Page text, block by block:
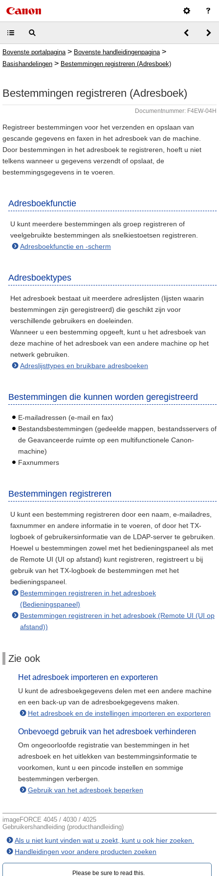
Bovenste portalpagina > Bovenste handleidingenpagina >
Basishandelingen > Bestemmingen registreren (Adresboek)
Bestemmingen registreren (Adresboek)
Documentnummer: F4EW-04H
Registreer bestemmingen voor het verzenden en opslaan van
gescande gegevens en faxen in het adresboek van de machine.
Door bestemmingen in het adresboek te registreren, hoeft u niet
telkens wanneer u gegevens verzendt of opslaat, de
bestemmingsgegevens in te voeren.
Adresboekfunctie
U kunt meerdere bestemmingen als groep registreren of
veelgebruikte bestemmingen als snelkiestoetsen registreren.
Adresboekfunctie en -scherm
Adresboektypes
Het adresboek bestaat uit meerdere adreslijsten (lijsten waarin
bestemmingen zijn geregistreerd) die geschikt zijn voor
verschillende gebruikers en doeleinden.
Wanneer u een bestemming opgeeft, kunt u het adresboek van
deze machine of het adresboek van een andere machine op het
netwerk gebruiken.
Adreslijsttypes en bruikbare adresboeken
Bestemmingen die kunnen worden geregistreerd
E-mailadressen (e-mail en fax)
Bestandsbestemmingen (gedeelde mappen, bestandsservers of
de Geavanceerde ruimte op een multifunctionele Canon-
machine)
Faxnummers
Bestemmingen registreren
U kunt een bestemming registreren door een naam, e-mailadres,
faxnummer en andere informatie in te voeren, of door het TX-
logboek of gebruikersinformatie van de LDAP-server te gebruiken.
Hoewel u bestemmingen zowel met het bedieningspaneel als met
de Remote UI (UI op afstand) kunt registreren, registreert u bij
gebruik van het TX-logboek de bestemmingen met het
bedieningspaneel.
Bestemmingen registreren in het adresboek
(Bedieningspaneel)
Bestemmingen registreren in het adresboek (Remote UI (UI op
afstand))
Zie ook
Het adresboek importeren en exporteren
U kunt de adresboekgegevens delen met een andere machine
en een back-up van de adresboekgegevens maken.
Het adresboek en de instellingen importeren en exporteren
Onbevoegd gebruik van het adresboek verhinderen
Om ongeoorloofde registratie van bestemmingen in het
adresboek en het uitlekken van bestemmingsinformatie te
voorkomen, kunt u een pincode instellen en sommige
bestemmingen verbergen.
Gebruik van het adresboek beperken
imageFORCE 4045 / 4030 / 4025
Gebruikershandleiding (producthandleiding)
Als u niet kunt vinden wat u zoekt, kunt u ook hier zoeken.
Handleidingen voor andere producten zoeken
Please be sure to read this.‎